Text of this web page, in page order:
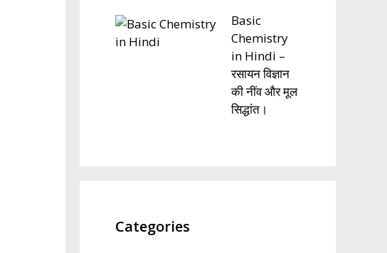
Basic
Chemistry
in Hindi –
रसायन विज्ञान
की नींव और मूल
सिद्धांत।
Categories